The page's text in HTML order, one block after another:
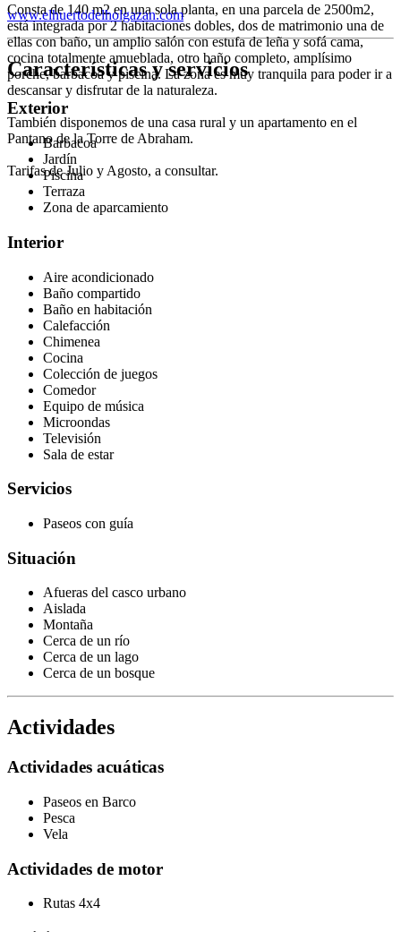
Consta de 140 m2 en una sola planta, en una parcela de 2500m2,
está integrada por 2 habitaciones dobles, dos de matrimonio una de
ellas con baño, un amplio salón con estufa de leña y sofá cama,
cocina totalmente amueblada, otro baño completo, amplísimo
porche, barbacoa y piscina. La zona es muy tranquila para poder ir a
descansar y disfrutar de la naturaleza.
También disponemos de una casa rural y un apartamento en el
Pantano de la Torre de Abraham.
Tarifas de Julio y Agosto, a consultar.
www.elhuertodelholgazan.com
Características y servicios
Exterior
Barbacoa
Jardín
Piscina
Terraza
Zona de aparcamiento
Interior
Aire acondicionado
Baño compartido
Baño en habitación
Calefacción
Chimenea
Cocina
Colección de juegos
Comedor
Equipo de música
Microondas
Televisión
Sala de estar
Servicios
Paseos con guía
Situación
Afueras del casco urbano
Aislada
Montaña
Cerca de un río
Cerca de un lago
Cerca de un bosque
Actividades
Actividades acuáticas
Paseos en Barco
Pesca
Vela
Actividades de motor
Rutas 4x4